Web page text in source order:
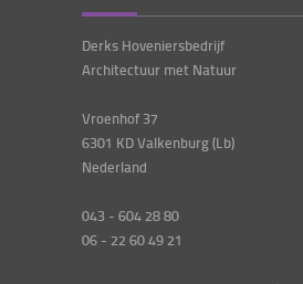
Derks Hoveniersbedrijf
Architectuur met Natuur
Vroenhof 37
6301 KD Valkenburg (Lb)
Nederland
043 - 604 28 80
06 - 22 60 49 21